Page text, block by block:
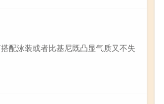
配泳装或者比基尼既凸显气质又不失